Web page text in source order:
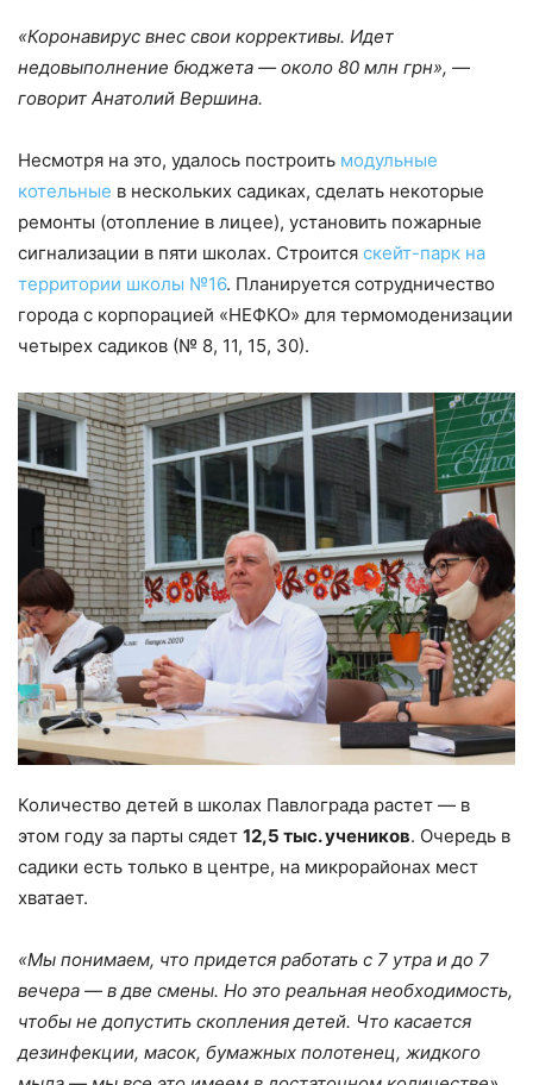
«Коронавирус внес свои коррективы. Идет
недовыполнение бюджета — около 80 млн грн», —
говорит Анатолий Вершина.
Несмотря на это, удалось построить модульные
котельные в нескольких садиках, сделать некоторые
ремонты (отопление в лицее), установить пожарные
сигнализации в пяти школах. Строится скейт-парк на
территории школы №16. Планируется сотрудничество
города с корпорацией «НЕФКО» для термомоденизации
четырех садиков (№ 8, 11, 15, 30).
Количество детей в школах Павлограда растет — в
этом году за парты сядет 12,5 тыс. учеников. Очередь в
садики есть только в центре, на микрорайонах мест
хватает.
«Мы понимаем, что придется работать с 7 утра и до 7
вечера — в две смены. Но это реальная необходимость,
чтобы не допустить скопления детей. Что касается
дезинфекции, масок, бумажных полотенец, жидкого